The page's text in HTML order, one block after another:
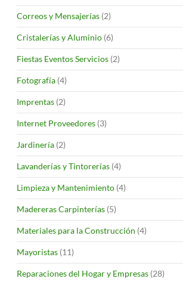
Correos y Mensajerías (2)
Cristalerías y Aluminio (6)
Fiestas Eventos Servicios (2)
Fotografía (4)
Imprentas (2)
Internet Proveedores (3)
Jardinería (2)
Lavanderías y Tintorerías (4)
Limpieza y Mantenimiento (4)
Madereras Carpinterías (5)
Materiales para la Construcción (4)
Mayoristas (11)
Reparaciones del Hogar y Empresas (28)